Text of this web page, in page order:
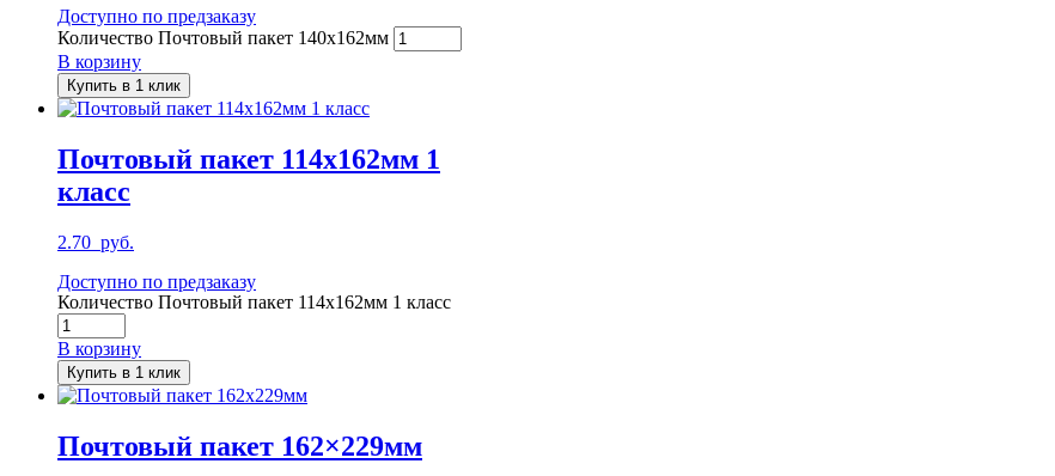
Доступно по предзаказу
Количество Почтовый пакет 140x162мм
В корзину
Купить в 1 клик
Почтовый пакет 114х162мм 1
класс
2.70 руб.
Доступно по предзаказу
Количество Почтовый пакет 114х162мм 1 класс
В корзину
Купить в 1 клик
Почтовый пакет 162×229мм